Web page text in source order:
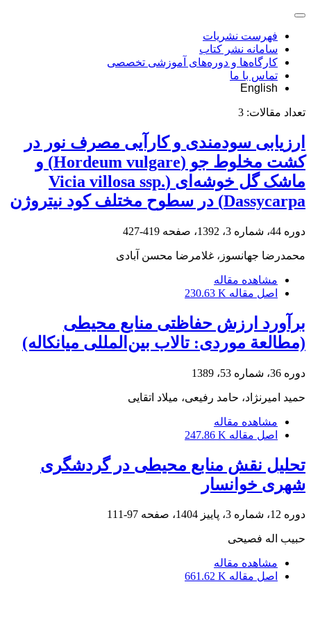
فهرست نشریات
سامانه نشر کتاب
کارگاه‌ها و دوره‌های آموزشی تخصصی
تماس با ما
English
تعداد مقالات: 3
ارزیابی سودمندی و کارآیی مصرف نور در
کشت مخلوط جو (Hordeum vulgare) و
ماشک گل خوشه‌ای (Vicia villosa ssp.
Dassycarpa) در سطوح مختلف کود نیتروژن
دوره 44، شماره 3، 1392، صفحه 419-427
محمدرضا جهانسوز، غلامرضا محسن آبادی
مشاهده مقاله
اصل مقاله 230.63 K
برآورد ارزش حفاظتی منابع محیطی
(مطالعة موردی: تالاب بین‌المللی میانکاله)
دوره 36، شماره 53، 1389
حمید امیرنژاد، حامد رفیعی، میلاد اتقایی
مشاهده مقاله
اصل مقاله 247.86 K
تحلیل نقش منابع محیطی در گردشگری
شهری خوانسار
دوره 12، شماره 3، پاییز 1404، صفحه 97-111
حبیب اله فصیحی
مشاهده مقاله
اصل مقاله 661.62 K